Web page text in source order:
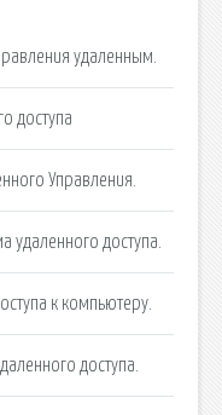
удаленным.
доступа
Управления.
удаленного доступа.
к компьютеру.
доступа.